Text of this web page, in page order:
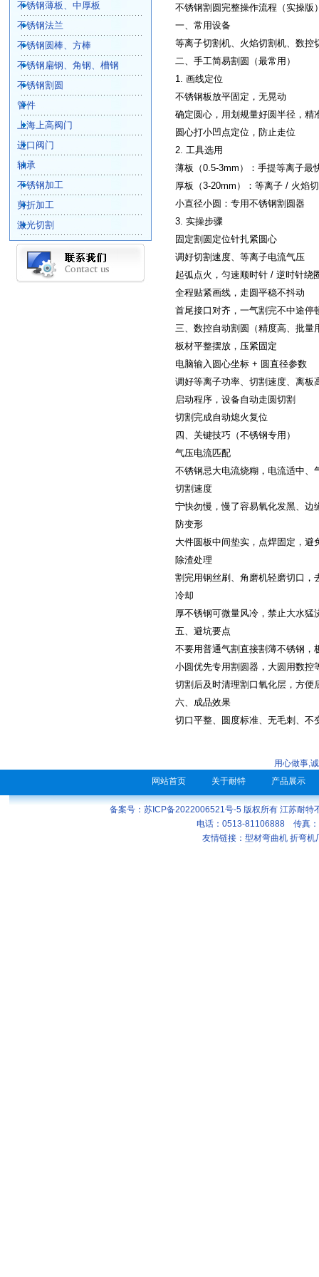
不锈钢薄板、中厚板
不锈钢法兰
不锈钢圆棒、方棒
不锈钢扁钢、角钢、槽钢
不锈钢割圆
管件
上海上高阀门
进口阀门
轴承
不锈钢加工
剪折加工
激光切割
不锈钢割圆完整操作流程（实操版
一、常用设备
等离子切割机、火焰切割机、数控
二、手工简易割圆（最常用）
1. 画线定位
不锈钢板放平固定，无晃动
确定圆心，用划规量好圆半径，精
圆心打小凹点定位，防止走位
2. 工具选用
薄板（0.5-3mm）：手提等离子最
厚板（3-20mm）：等离子 / 火焰
小直径小圆：专用不锈钢割圆器
3. 实操步骤
固定割圆定位针扎紧圆心
调好切割速度、等离子电流气压
起弧点火，匀速顺时针 / 逆时针绕
全程贴紧画线，走圆平稳不抖动
首尾接口对齐，一气割完不中途停
三、数控自动割圆（精度高、批量
板材平整摆放，压紧固定
电脑输入圆心坐标 + 圆直径参数
调好等离子功率、切割速度、离板
启动程序，设备自动走圆切割
切割完成自动熄火复位
四、关键技巧（不锈钢专用）
气压电流匹配
不锈钢忌大电流烧糊，电流适中、
切割速度
宁快勿慢，慢了容易氧化发黑、边
防变形
大件圆板中间垫实，点焊固定，避
除渣处理
割完用钢丝刷、角磨机轻磨切口，
冷却
厚不锈钢可微量风冷，禁止大水猛
五、避坑要点
不要用普通气割直接割薄不锈钢，
小圆优先专用割圆器，大圆用数控
切割后及时清理割口氧化层，方便
六、成品效果
切口平整、圆度标准、无毛刺、不
用心做事,
网站首页
关于耐特 产品展示
备案号：苏ICP备2022006521号-5版权所有 江苏耐特
电话：0513-81106888 传真
友情链接： 型材弯曲机 折弯机